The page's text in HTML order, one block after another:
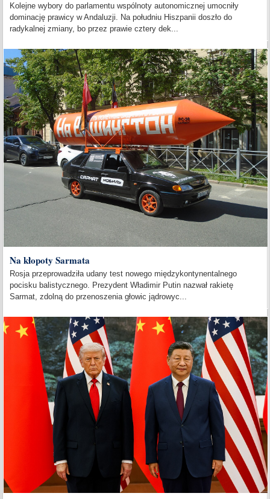
Kolejne wybory do parlamentu wspólnoty autonomicznej umocniły
dominację prawicy w Andaluzji. Na południu Hiszpanii doszło do
radykalnej zmiany, bo przez prawie cztery dek...
Na kłopoty Sarmata
Rosja przeprowadziła udany test nowego międzykontynentalnego
pocisku balistycznego. Prezydent Władimir Putin nazwał rakietę
Sarmat, zdolną do przenoszenia głowic jądrowyc...